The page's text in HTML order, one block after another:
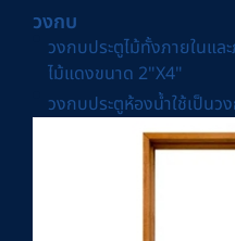
วงกบ
วงกบประตูไม้ทั้งภายในแล
ไม้แดงขนาด 2"X4"
วงกบประตูห้องน้ำใช้เป็น